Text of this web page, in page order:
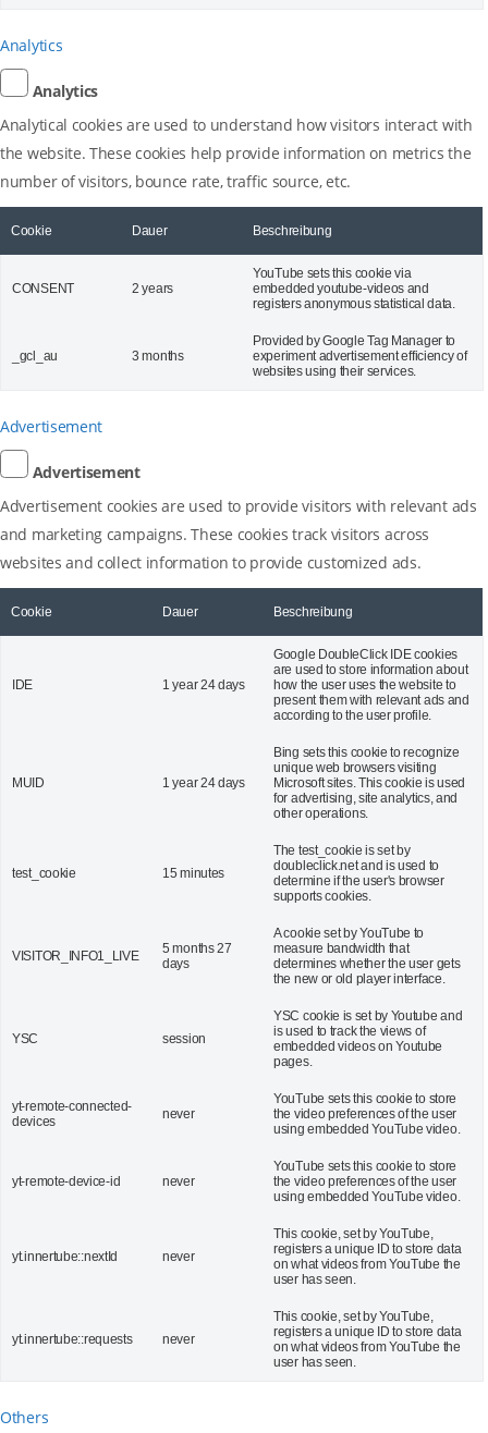
Analytics
Analytics
Analytical cookies are used to understand how visitors interact with
the website. These cookies help provide information on metrics the
number of visitors, bounce rate, traffic source, etc.
Cookie Dauer Beschreibung
CONSENT 2 years
YouTube sets this cookie via
embedded youtube-videos and
registers anonymous statistical data.
_gcl_au 3 months
Provided by Google Tag Manager to
experiment advertisement efficiency of
websites using their services.
Advertisement
Advertisement
Advertisement cookies are used to provide visitors with relevant ads
and marketing campaigns. These cookies track visitors across
websites and collect information to provide customized ads.
Cookie Dauer Beschreibung
IDE 1 year 24 days
Google DoubleClick IDE cookies
are used to store information about
how the user uses the website to
present them with relevant ads and
according to the user profile.
MUID 1 year 24 days
Bing sets this cookie to recognize
unique web browsers visiting
Microsoft sites. This cookie is used
for advertising, site analytics, and
other operations.
test_cookie 15 minutes
The test_cookie is set by
doubleclick.net and is used to
determine if the user's browser
supports cookies.
VISITOR_INFO1_LIVE
5 months 27
days
A cookie set by YouTube to
measure bandwidth that
determines whether the user gets
the new or old player interface.
YSC session
YSC cookie is set by Youtube and
is used to track the views of
embedded videos on Youtube
pages.
yt-remote-connected-
devices
never
YouTube sets this cookie to store
the video preferences of the user
using embedded YouTube video.
yt-remote-device-id never
YouTube sets this cookie to store
the video preferences of the user
using embedded YouTube video.
yt.innertube::nextId never
This cookie, set by YouTube,
registers a unique ID to store data
on what videos from YouTube the
user has seen.
yt.innertube::requests never
This cookie, set by YouTube,
registers a unique ID to store data
on what videos from YouTube the
user has seen.
Others